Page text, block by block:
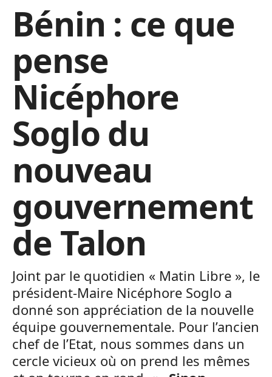
Bénin : ce que
pense
Nicéphore
Soglo du
nouveau
gouvernement
de Talon
Joint par le quotidien « Matin Libre », le
président-Maire Nicéphore Soglo a
donné son appréciation de la nouvelle
équipe gouvernementale. Pour l’ancien
chef de l’Etat, nous sommes dans un
cercle vicieux où on prend les mêmes